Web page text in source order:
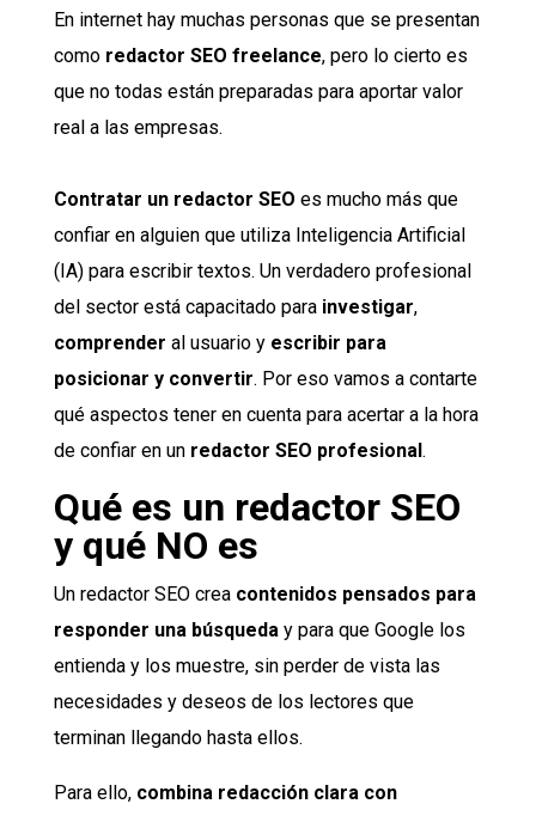
En internet hay muchas personas que se presentan
como redactor SEO freelance, pero lo cierto es
que no todas están preparadas para aportar valor
real a las empresas.
Contratar un redactor SEO es mucho más que
confiar en alguien que utiliza Inteligencia Artificial
(IA) para escribir textos. Un verdadero profesional
del sector está capacitado para investigar,
comprender al usuario y escribir para
posicionar y convertir. Por eso vamos a contarte
qué aspectos tener en cuenta para acertar a la hora
de confiar en un redactor SEO profesional.
Qué es un redactor SEO
y qué NO es
Un redactor SEO crea contenidos pensados para
responder una búsqueday para que Google los
entienda y los muestre, sin perder de vista las
necesidades y deseos de los lectores que
terminan llegando hasta ellos.
Para ello, combina redacción clara con